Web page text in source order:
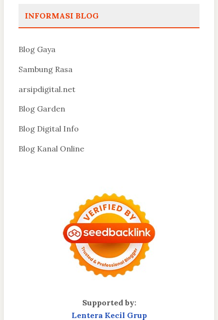
INFORMASI BLOG
Blog Gaya
Sambung Rasa
arsipdigital.net
Blog Garden
Blog Digital Info
Blog Kanal Online
Supported by:
Lentera Kecil Grup